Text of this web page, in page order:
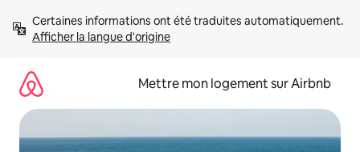
directement
Afficher la langue d'origine
Mettre mon logement sur Airbnb